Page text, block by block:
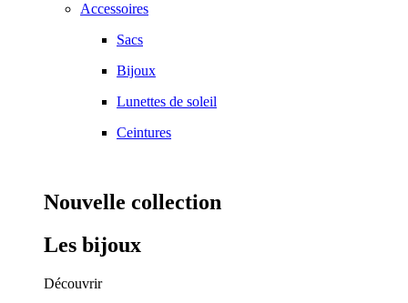
Accessoires
Sacs
Bijoux
Lunettes de soleil
Ceintures
Nouvelle collection
Les bijoux
Découvrir